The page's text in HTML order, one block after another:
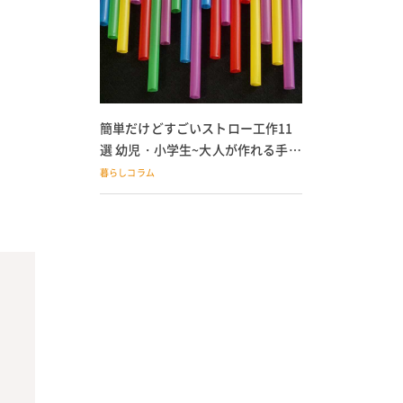
簡単だけどすごいストロー工作11
選 幼児・小学生~大人が作れる手作
りおもちゃ
暮らしコラム